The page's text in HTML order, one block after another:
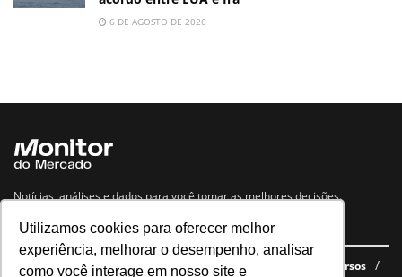
Utilizamos cookies para oferecer melhor
experiência, melhorar o desempenho, analisar
como você interage em nosso site e
6 DE AGOSTO DE 2026
Notícias, análises e dados para você tomar as melhores decisões.
Navegue no site
Últimas notícias Quem somos E-books gratuitos Cursos